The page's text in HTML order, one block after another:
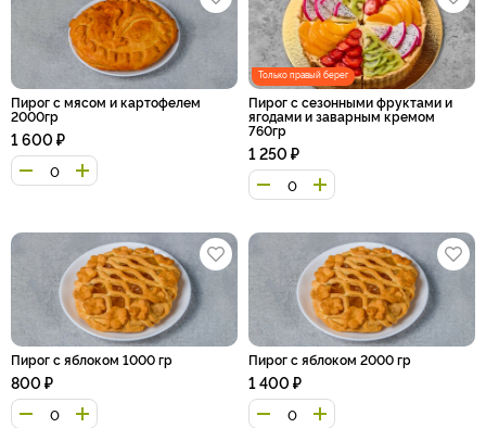
Пирог с мясом и картофелем
2000гр
1 600 ₽
Только правый берег
Пирог с сезонными фруктами и
ягодами и заварным кремом
760гр
1 250 ₽
Пирог с яблоком 1000 гр
800 ₽
Пирог с яблоком 2000 гр
1 400 ₽